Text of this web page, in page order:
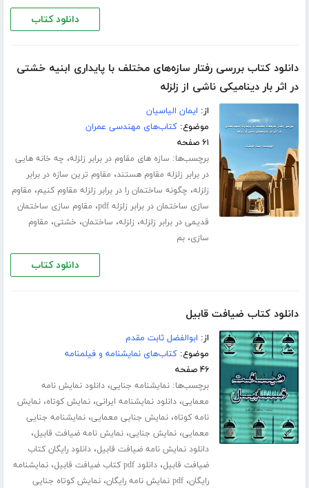
دانلود کتاب
دانلود کتاب بررسی رفتار سازه‌های مختلف با پایداری ابنیه خشتی
در اثر بار دینامیکی ناشی از زلزله
از: ایمان الیاسیان
موضوع:کتاب‌های مهندسی عمران
۶۱ صفحه
برچسب‌ها: سازه های مقاوم در برابر زلزله، چه خانه هایی
در برابر زلزله مقاوم هستند، مقاوم ترین سازه در برابر
زلزله، چگونه ساختمان را در برابر زلزله مقاوم کنیم، مقاوم
سازی ساختمان در برابر زلزله pdf
، مقاوم سازی ساختمان
قدیمی در برابر زلزله، زلزله، ساختمان، خشتی، مقاوم
سازی،بم
دانلود کتاب
دانلود کتاب ضیافت قابیل
از: ابوالفضل ثابت مقدم
موضوع:کتاب‌های نمایشنامه و فیلمنامه
۴۶ صفحه
برچسب‌ها:نمایشنامه جنایی،دانلود نمایش نامه
معمایی،دانلود نمایشنامه ایرانی،نمایش کوتاه،نمایش
نامه کوتاه،نمایش جنایی معمایی،نمایشنامه جنایی
معمایی،نمایش جنایی،نمایش نامه ضیافت قابیل،
دانلود نمایش نامه ضیافت قابیل،دانلود رایگان کتاب
ضیافت قابیل،دانلود pdf کتاب ضیافت قابیل ،نمایشنامه
رایگان،pdf نمایش نامه رایگان ،نمایش کوتاه جنایی